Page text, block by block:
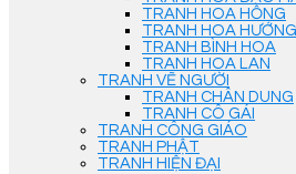
TRANH HOA HỒNG
TRANH HOA
TRANH BÌNH HOA
TRANH HOA LAN
TRANH VẼ NGƯỜI
TRANH CHÂN DUNG
TRANH CÔ GÁI
TRANH CÔNG GIÁO
TRANH PHẬT
TRANH HIỆN ĐẠI